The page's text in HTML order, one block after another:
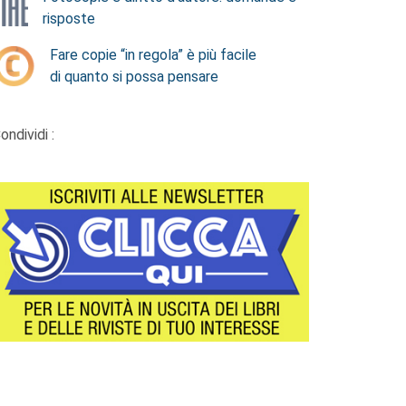
risposte
Fare copie “in regola” è più facile
di quanto si possa pensare
: